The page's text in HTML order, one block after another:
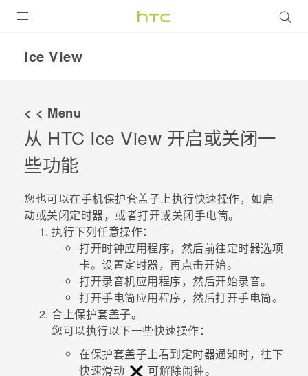
VIVERSE
支持帮助
在线客服
Ice View
< < Menu
从 HTC Ice View 开启或关闭一
些功能
您也可以在手机保护套盖子上执行快速操作，如启
动或关闭定时器，或者打开或关闭手电筒。
执行下列任意操作：
打开时钟应用程序，然后前往定时器选项
卡。设置定时器，再点击开始。
打开录音机应用程序，然后开始录音。
打开手电筒应用程序，然后打开手电筒。
合上保护套盖子。
您可以执行以下一些快速操作：
在保护套盖子上看到定时器通知时，往下
快速滑动
可解除闹钟。